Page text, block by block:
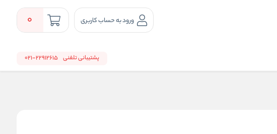
ورود به حساب کاربری 0
پشتیبانی تلفنی 22912615-021